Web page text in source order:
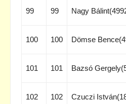
99 99 Nagy
100 100 Dömse
101 101 Bazsó
102 102 Czuczi